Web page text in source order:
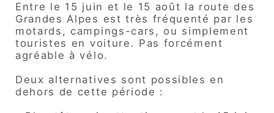
Entre le 15 juin et le 15 août la route des
Grandes Alpes est très fréquenté par les
motards, campings-cars, ou simplement
touristes en voiture. Pas forcément
agréable à vélo.
Deux alternatives sont possibles en
dehors de cette période :